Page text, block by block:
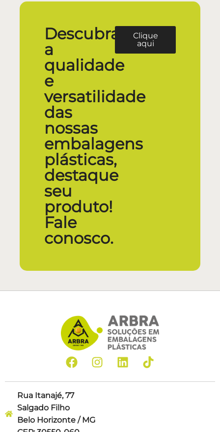
Descubra
a
qualidade
e
versatilidade
das
nossas
embalagens
plásticas,
destaque
seu
produto!
Fale
conosco.
Clique
aqui
Rua Itanajé, 77
Salgado Filho
Belo Horizonte / MG